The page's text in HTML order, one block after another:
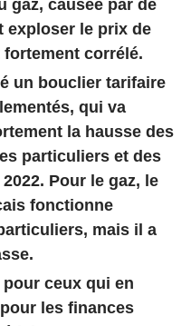
gaz, causée par de
exploser le prix de
corrélé.
un bouclier tarifaire
qui va
la hausse des
particuliers et des
Pour le gaz, le
fonctionne
mais il a
ceux qui en
les finances